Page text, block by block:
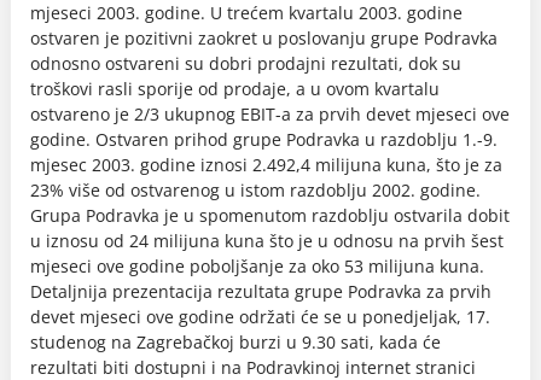
mjeseci 2003. godine. U trećem kvartalu 2003. godine
ostvaren je pozitivni zaokret u poslovanju grupe Podravka
odnosno ostvareni su dobri prodajni rezultati, dok su
troškovi rasli sporije od prodaje, a u ovom kvartalu
ostvareno je 2/3 ukupnog EBIT-a za prvih devet mjeseci ove
godine. Ostvaren prihod grupe Podravka u razdoblju 1.-9.
mjesec 2003. godine iznosi 2.492,4 milijuna kuna, što je za
23% više od ostvarenog u istom razdoblju 2002. godine.
Grupa Podravka je u spomenutom razdoblju ostvarila dobit
u iznosu od 24 milijuna kuna što je u odnosu na prvih šest
mjeseci ove godine poboljšanje za oko 53 milijuna kuna.
Detaljnija prezentacija rezultata grupe Podravka za prvih
devet mjeseci ove godine održati će se u ponedjeljak, 17.
studenog na Zagrebačkoj burzi u 9.30 sati, kada će
rezultati biti dostupni i na Podravkinoj internet stranici